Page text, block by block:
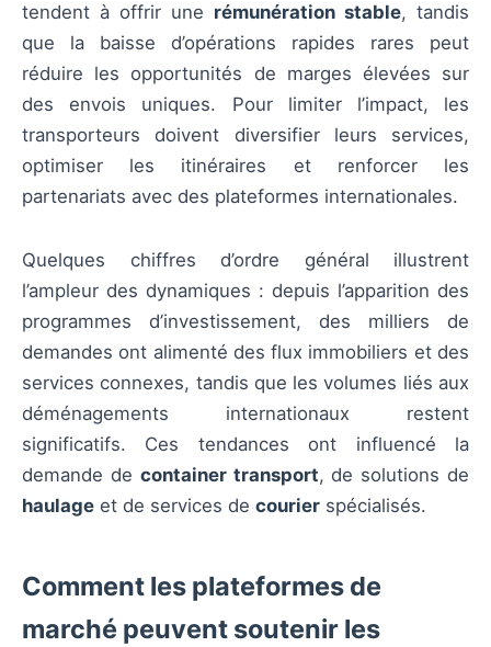
tendent à offrir une rémunération stable, tandis
que la baisse d’opérations rapides rares peut
réduire les opportunités de marges élevées sur
des envois uniques. Pour limiter l’impact, les
transporteurs doivent diversifier leurs services,
optimiser les itinéraires et renforcer les
partenariats avec des plateformes internationales.
Quelques chiffres d’ordre général illustrent
l’ampleur des dynamiques : depuis l’apparition des
programmes d’investissement, des milliers de
demandes ont alimenté des flux immobiliers et des
services connexes, tandis que les volumes liés aux
déménagements internationaux restent
significatifs. Ces tendances ont influencé la
demande de container transport, de solutions de
haulage et de services de courier spécialisés.
Comment les plateformes de
marché peuvent soutenir les